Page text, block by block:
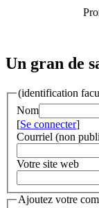
Un gran de
(identification
Nom
[Se connecter]
Courriel (non
Votre site web
Ajoutez votre